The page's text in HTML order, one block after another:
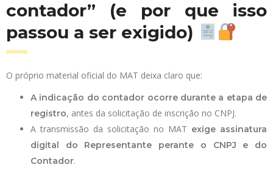
contador” (e por que isso
passou a ser exigido)
O próprio material oficial do MAT deixa claro que:
A indicação do contador ocorre durante a etapa de
registro, antes da solicitação de inscrição no CNPJ.
A transmissão da solicitação no MAT exige assinatura
digital do Representante perante o CNPJ e do
Contador.